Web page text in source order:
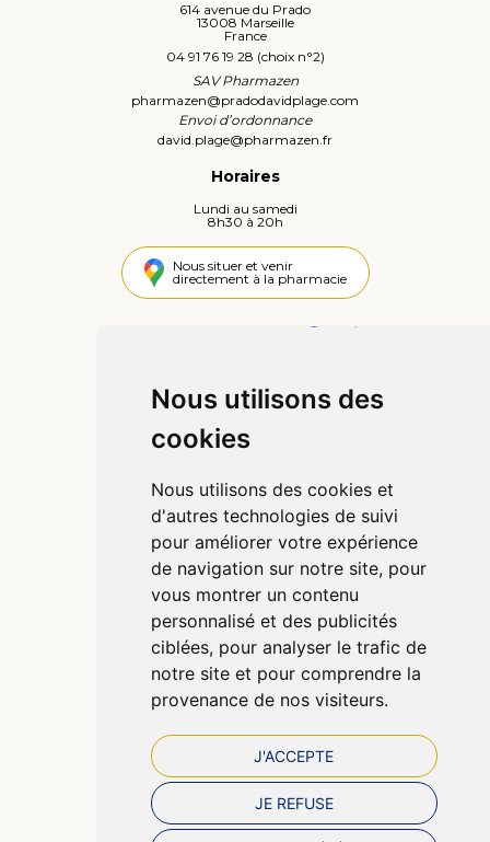
Nous utilisons des
cookies
Nous utilisons des cookies et
d'autres technologies de suivi
pour améliorer votre expérience
de navigation sur notre site, pour
vous montrer un contenu
personnalisé et des publicités
ciblées, pour analyser le trafic de
notre site et pour comprendre la
provenance de nos visiteurs.
J'ACCEPTE
JE REFUSE
614 avenue du Prado
13008 Marseille
France
04 91 76 19 28 (choix n°2)
SAV Pharmazen
pharmazen@pradodavidplage.com
Envoi d’ordonnance
david.plage@pharmazen.fr
Horaires
Lundi au samedi
8h30 à 20h
Nous situer et venir
directement à la pharmacie
Informations
Qui sommes-nous ?
Déclarer un effet indésirable
Mentions légales
CGV
Données personnelles
Cookies
Préférences Cookies